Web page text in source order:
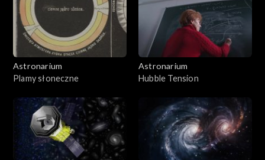
Astronarium
Plamy słoneczne
Astronarium
Hubble Tension